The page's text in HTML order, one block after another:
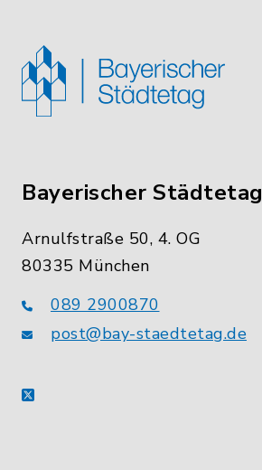
Bayerischer Städtetag
Arnulfstraße 50, 4. OG
80335 München
089 2900870
post@bay-staedtetag.de
X